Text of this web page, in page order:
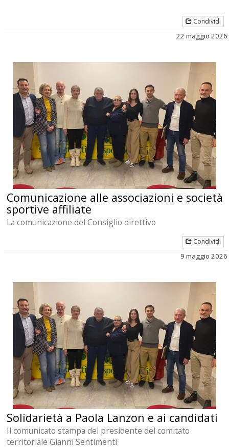
Condividi
22 maggio 2026
Comunicazione alle associazioni e società
sportive affiliate
La comunicazione del Consiglio direttivo
Condividi
9 maggio 2026
Solidarietà a Paola Lanzon e ai candidati
Il comunicato stampa del presidente del comitato
territoriale Gianni Sentimenti